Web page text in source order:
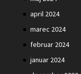
april 2024
marec 2024
februar 2024
januar 2024